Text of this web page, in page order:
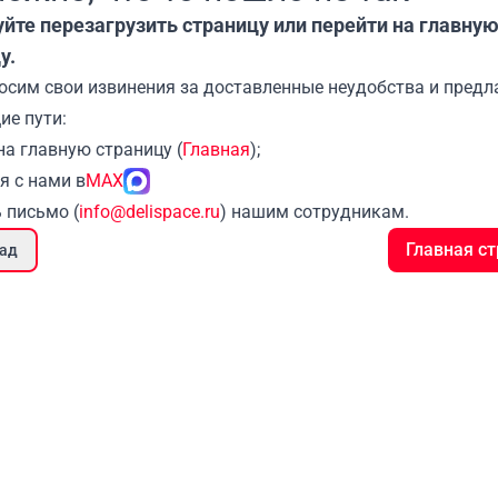
перезагрузить страницу или перейти на главную
свои извинения за доставленные неудобства и
пути:
главную страницу (Главная);
с нами вMAX
письмо (info@delispace.ru) нашим сотрудникам.
Главная